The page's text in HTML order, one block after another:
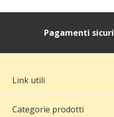
Pagamenti sicuri
Link utili
Categorie prodotti